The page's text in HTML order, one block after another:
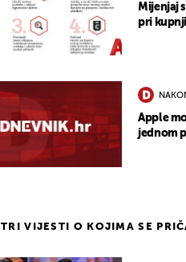
Mijenjaj
pri
Apple
jednom
TRI VIJESTI O KOJIMA SE